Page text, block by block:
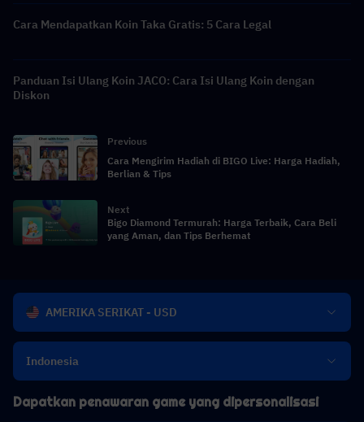
Cara Mendapatkan Koin Taka Gratis: 5 Cara Legal
Panduan Isi Ulang Koin JACO: Cara Isi Ulang Koin dengan
Diskon
Previous
Cara Mengirim Hadiah di BIGO Live: Harga Hadiah,
Berlian & Tips
Next
Bigo Diamond Termurah: Harga Terbaik, Cara Beli
yang Aman, dan Tips Berhemat
AMERIKA SERIKAT - USD
Indonesia
Dapatkan penawaran game yang dipersonalisasi